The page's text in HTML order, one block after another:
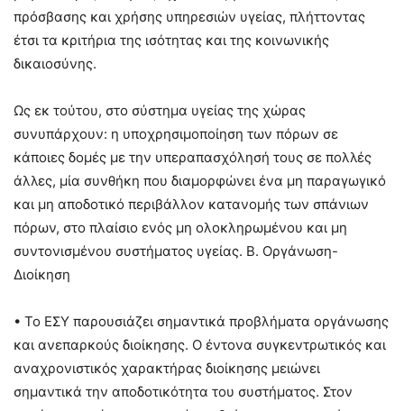
πρόσβασης και χρήσης υπηρεσιών υγείας, πλήττοντας
έτσι τα κριτήρια της ισότητας και της κοινωνικής
δικαιοσύνης.
Ως εκ τούτου, στο σύστημα υγείας της χώρας
συνυπάρχουν: η υποχρησιμοποίηση των πόρων σε
κάποιες δομές με την υπεραπασχόλησή τους σε πολλές
άλλες, μία συνθήκη που διαμορφώνει ένα μη παραγωγικό
και μη αποδοτικό περιβάλλον κατανομής των σπάνιων
πόρων, στο πλαίσιο ενός μη ολοκληρωμένου και μη
συντονισμένου συστήματος υγείας. Β. Οργάνωση-
Διοίκηση
• Το ΕΣΥ παρουσιάζει σημαντικά προβλήματα οργάνωσης
και ανεπαρκούς διοίκησης. Ο έντονα συγκεντρωτικός και
αναχρονιστικός χαρακτήρας διοίκησης μειώνει
σημαντικά την αποδοτικότητα του συστήματος. Στον